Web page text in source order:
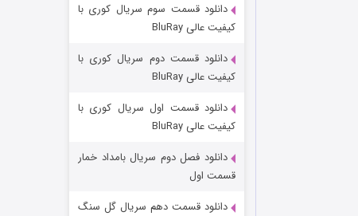
شکست استوارت در نجات جهان
قسمت 7 (زیرنویس) منتشر شد
دانلود قسمت سوم سریال کوری با
کیفیت عالی BluRay
دانلود قسمت دوم سریال کوری با
کیفیت عالی BluRay
دانلود قسمت اول سریال کوری با
کیفیت عالی BluRay
دانلود فصل دوم سریال بامداد خمار
قسمت اول
دانلود قسمت دهم سریال گل سنگ